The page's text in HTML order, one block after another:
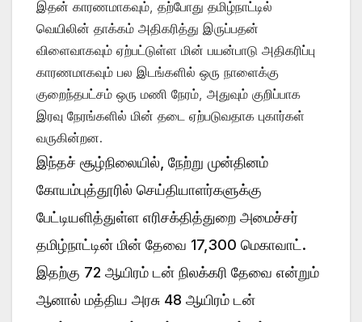
இதன் காரணமாகவும், தற்போது தமிழ்நாட்டில்
வெயிலின் தாக்கம் அதிகரித்து இருப்பதன்
விளைவாகவும் ஏற்பட்டுள்ள மின் பயன்பாடு அதிகரிப்பு
காரணமாகவும் பல இடங்களில் ஒரு நாளைக்கு
குறைந்தபட்சம் ஒரு மணி நேரம், அதுவும் குறிப்பாக
இரவு நேரங்களில் மின் தடை ஏற்படுவதாக புகார்கள்
வருகின்றன.
இந்தச் சூழ்நிலையில், நேற்று முன்தினம்
கோயம்புத்தூரில் செய்தியாளர்களுக்கு
பேட்டியளித்துள்ள எரிசக்தித்துறை அமைச்சர்
தமிழ்நாட்டின் மின் தேவை 17,300 மெகாவாட்.
இதற்கு 72 ஆயிரம் டன் நிலக்கரி தேவை என்றும்
ஆனால் மத்திய அரசு 48 ஆயிரம் டன்